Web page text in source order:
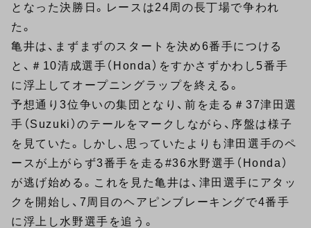
となった決勝日。レースは24周の長丁場で争われ
た。
亀井は、まずまずのスタートを決め6番手につける
と、＃10清成選手（Honda）をすかさずかわし5番手
に浮上してオープニングラップを終える。
予想通り3位争いの集団となり、前を走る＃37津田選
手（Suzuki）のテールをマークしながら、序盤は様子
を見ていた。しかし、思っていたよりも津田選手のペ
ースが上がらず3番手を走る#36水野選手（Honda）
が逃げ始める。これを見た亀井は、津田選手にアタッ
クを開始し、7周目のヘアピンブレーキングで4番手
に浮上し水野選手を追う。